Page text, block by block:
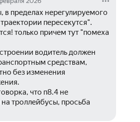
в пределах нерегулируемого
пересекутся".
только причем тут "помеха
водитель должен
средствам,
без изменения
что п8.4 не
троллейбусы, просьба